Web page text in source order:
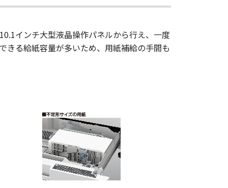
インチ大型液晶操作パネルから行え、一度
きる給紙容量が多いため、用紙補給の手間も